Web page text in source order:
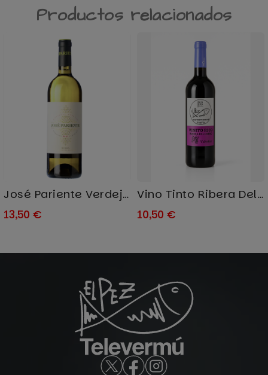
Productos relacionados
José Pariente Verdejo –...
13,50 €
Vino Tinto Ribera Del Duero
10,50 €